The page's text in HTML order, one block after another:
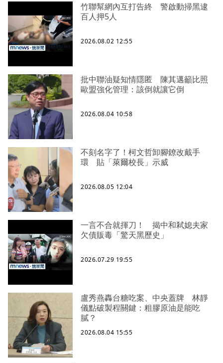
竹聯幫網內互打告終 警啟動掃黑逮
百人押5人
2026.08.02 12:55
批中聯油疑知情隱匿 陳其邁籲比照
歐盟強化管理：該倒就讓它倒
2026.08.04 10:58
不刻名字了！柯文哲卸腳鐐改戴手
環 貼「萊爾校長」示威
2026.08.05 12:04
一言不合就揮刀！ 揭中和弒媳夫家
欠債販毒「驚天黑歷史」
2026.07.29 19:55
盧秀燕轟台糖吃案、中央蓋牌 林靜
儀點破製程關鍵：粗膠原油是能吃
膩？
2026.08.04 15:55